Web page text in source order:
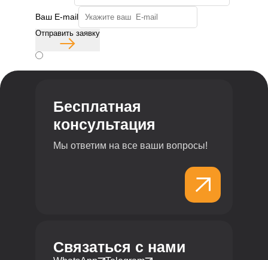
Ваш E-mail
Отправить заявку
Бесплатная
консультация
Мы ответим на все ваши вопросы!
Связаться с нами